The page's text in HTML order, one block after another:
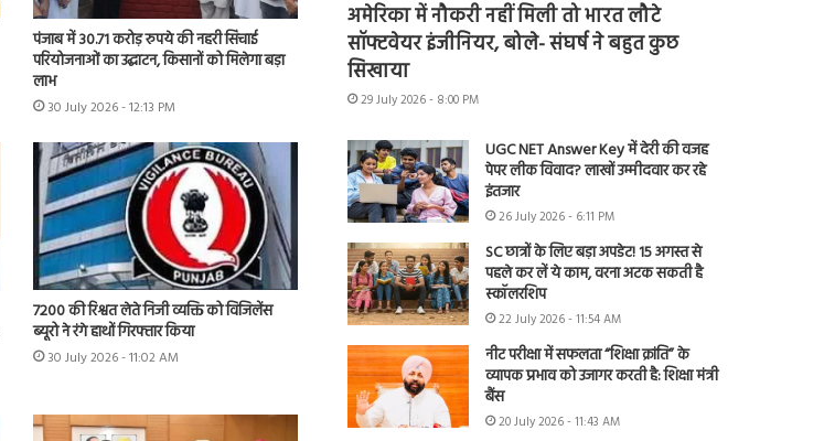
पंजाब में 30.71 करोड़ रुपये की नहरी सिंचाई
परियोजनाओं का उद्घाटन, किसानों को मिलेगा बड़ा
लाभ
30 July 2026 - 12:13 PM
7200 की रिश्वत लेते निजी व्यक्ति को विजिलेंस
ब्यूरो ने रंगे हाथों गिरफ्तार किया
30 July 2026 - 11:02 AM
अमेरिका में नौकरी नहीं मिली तो भारत लौटे
सॉफ्टवेयर इंजीनियर, बोले- संघर्ष ने बहुत कुछ
सिखाया
29 July 2026 - 8:00 PM
UGC NET Answer Key में देरी की वजह
पेपर लीक विवाद? लाखों उम्मीदवार कर रहे
इंतजार
26 July 2026 - 6:11 PM
SC छात्रों के लिए बड़ा अपडेट! 15 अगस्त से
पहले कर लें ये काम, वरना अटक सकती है
स्कॉलरशिप
22 July 2026 - 11:54 AM
नीट परीक्षा में सफलता “शिक्षा क्रांति” के
व्यापक प्रभाव को उजागर करती है: शिक्षा मंत्री
बैंस
20 July 2026 - 11:43 AM